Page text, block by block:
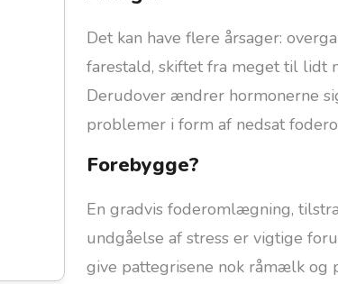
Det kan have flere årsager:
farestald, skiftet fra meget til lidt
Derudover ændrer hormonerne
problemer i form af nedsat
Forebygge?
En gradvis foderomlægning,
undgåelse af stress er vigtige
give pattegrisene nok råmælk